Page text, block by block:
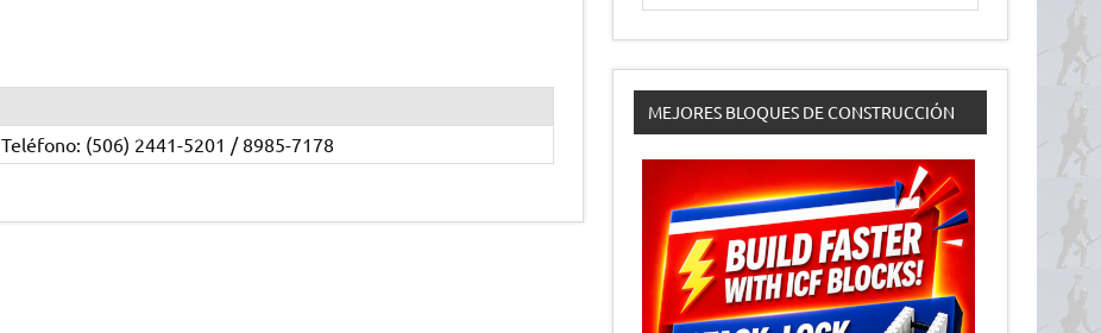
Teléfono: (506) 2441-5201 / 8985-7178
MEJORES BLOQUES DE CONSTRUCCIÓN